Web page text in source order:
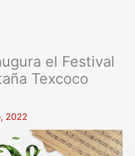
el Festival
Texcoco
2022